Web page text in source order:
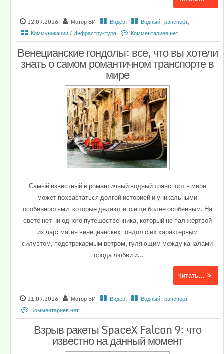
12.09.2016 Мотор БИ Видео, Водный транспорт,
Коммуникации / Инфраструктура
Комментариев нет
Венецианские гондолы: все, что вы хотели
знать о самом романтичном транспорте в
мире
Самый известный и романтичный водный транспорт в мире
может похвастаться долгой историей и уникальными
особенностями, которые делают его еще более особенным. На
свете нет ни одного путешественника, который не пал жертвой
их чар: магия венецианских гондол с их характерным
силуэтом, подстрекаемым ветром, гуляющим между каналами
города любви и...
Читать...
11.09.2016 Мотор БИ Видео,
Водный транспорт
Комментариев нет
Взрыв ракеты SpaceX Falcon 9: что
известно на данный момент